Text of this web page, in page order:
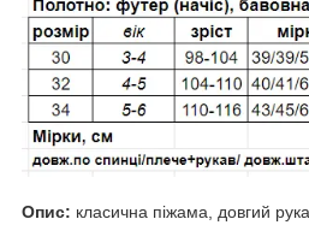
Опис: класична піжама, довгий